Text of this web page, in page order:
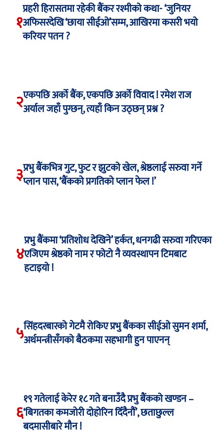
१
प्रहरी हिरासतमा रहेकी बैंकर रश्मीको कथा- ‘जुनियर
अफिसरदेखि ‘छाया सीईओ’सम्म, आखिरमा कसरी भयो
करियर पतन ?
२एकपछि अर्को बैंक, एकपछि अर्को विवाद ! रमेश राज
अर्याल जहाँ पुग्छन्, त्यहाँ किन उठ्छन् प्रश्न ?
३प्रभु बैंकभित्र गुट, फुट र झुटको खेल, श्रेष्ठलाई सरुवा गर्ने
प्लान पास, ‘बैंकको प्रगतिको प्लान फेल !’
४
प्रभु बैंकमा ‘प्रतिशोध देखिने’ हर्कत, धनगढी सरुवा गरिएका
एजिएम श्रेष्ठको नाम र फोटो नै व्यवस्थापन टिमबाट
हटाइयो !
५सिंहदरबारको गेटमै रोकिए प्रभु बैंकका सीईओ सुमन शर्मा,
अर्थमन्त्रीसँगको बैठकमा सहभागी हुन पाएनन्
६
१९ गतेलाई केरेर १८ गते बनाउँदै प्रभु बैंकको खण्डन –
‘बिगतका कमजोरी दोहोरिन दिँदैनौं’, छताछुल्ल
बदमासीबारे मौन !